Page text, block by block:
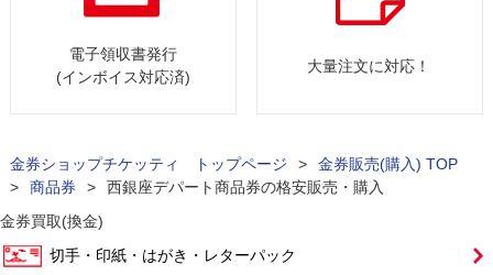
電子領収書発行
(インボイス対応済)
大量注文に対応！
金券ショップチケッティ トップページ >
金券販売(購入) TOP
>
商品券 >
西銀座デパート商品券の格安販売・購入
金券買取(換金)
切手・印紙・はがき・レターパック